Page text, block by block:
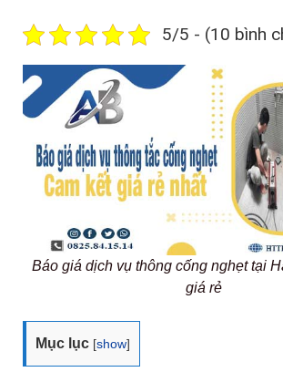
5/5 - (10 bình
Báo giá dịch vụ thông cống nghẹt tại
giá rẻ
Mục lục [show]